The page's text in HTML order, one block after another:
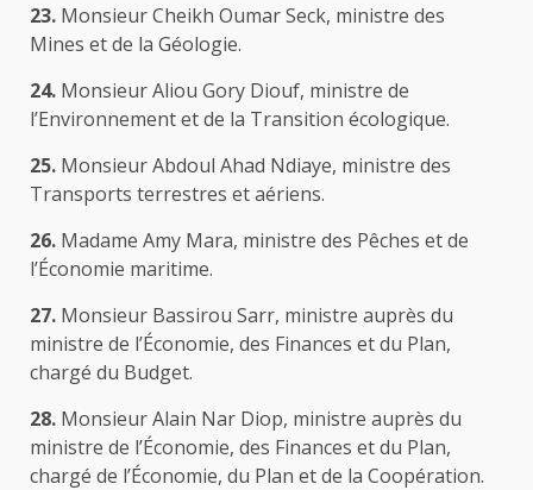
23. Monsieur Cheikh Oumar Seck, ministre des
Mines et de la Géologie.
24. Monsieur Aliou Gory Diouf, ministre de
l’Environnement et de la Transition écologique.
25. Monsieur Abdoul Ahad Ndiaye, ministre des
Transports terrestres et aériens.
26. Madame Amy Mara, ministre des Pêches et de
l’Économie maritime.
27. Monsieur Bassirou Sarr, ministre auprès du
ministre de l’Économie, des Finances et du Plan,
chargé du Budget.
28. Monsieur Alain Nar Diop, ministre auprès du
ministre de l’Économie, des Finances et du Plan,
chargé de l’Économie, du Plan et de la Coopération.